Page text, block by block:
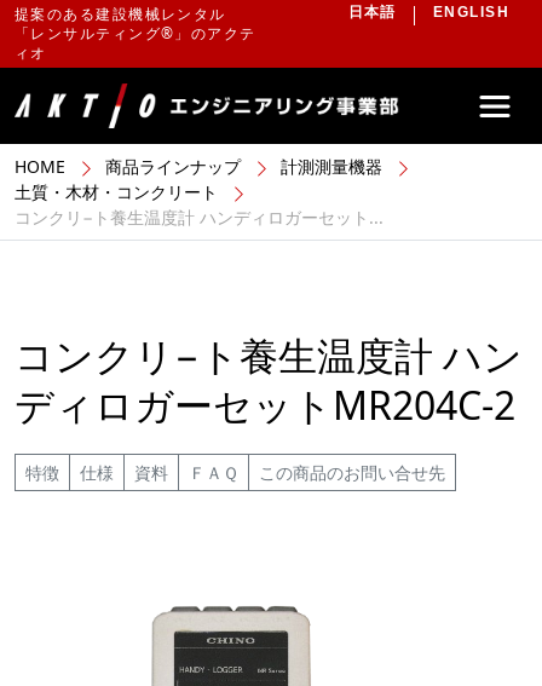
提案のある建設機械レンタル
「レンサルティング®」のアクテ
ィオ
日本語 ENGLISH
HOME 商品ラインナップ
計測測量機器
土質・木材・コンクリート
コンクリ−ト養生温度計 ハンディロガーセット...
コンクリ−ト養生温度計 ハン
ディロガーセットMR204C-2
特徴 仕様 資料 ＦＡＱ この商品のお問い合せ先